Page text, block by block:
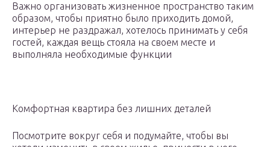
Важно организовать жизненное пространство таким
образом, чтобы приятно было приходить домой,
интерьер не раздражал, хотелось принимать у себя
гостей, каждая вещь стояла на своем месте и
выполняла необходимые функции
Комфортная квартира без лишних деталей
Посмотрите вокруг себя и подумайте, чтобы вы